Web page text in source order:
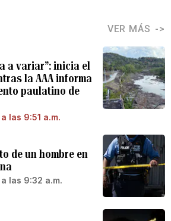
VER MÁS
a variar”: inicia el
la AAA informa
paulatino de
las 9:51 a.m.
de un hombre en
las 9:32 a.m.